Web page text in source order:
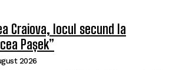
Craiova, locul secund la
Pașek”
2026